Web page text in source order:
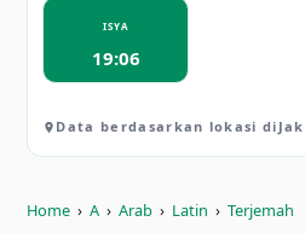
ISYA
19:06
Data berdasarkan lokasi di
Home ›A ›Arab › Latin ›Terjemah